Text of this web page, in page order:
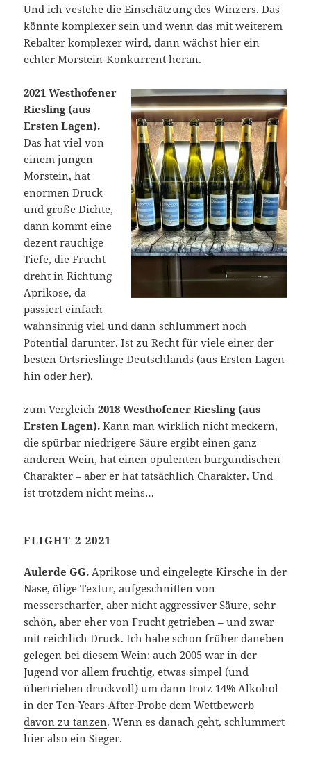
Und ich vestehe die Einschätzung des Winzers. Das
könnte komplexer sein und wenn das mit weiterem
Rebalter komplexer wird, dann wächst hier ein
echter Morstein-Konkurrent heran.
2021 Westhofener
Riesling (aus
Ersten Lagen).
Das hat viel von
einem jungen
Morstein, hat
enormen Druck
und große Dichte,
dann kommt eine
dezent rauchige
Tiefe, die Frucht
dreht in Richtung
Aprikose, da
passiert einfach
wahnsinnig viel und dann schlummert noch
Potential darunter. Ist zu Recht für viele einer der
besten Ortsrieslinge Deutschlands (aus Ersten Lagen
hin oder her).
zum Vergleich2018 Westhofener Riesling (aus
Ersten Lagen). Kann man wirklich nicht meckern,
die spürbar niedrigere Säure ergibt einen ganz
anderen Wein, hat einen opulenten burgundischen
Charakter – aber er hat tatsächlich Charakter. Und
ist trotzdem nicht meins…
FLIGHT 2 2021
Aulerde GG. Aprikose und eingelegte Kirsche in der
Nase, ölige Textur, aufgeschnitten von
messerscharfer, aber nicht aggressiver Säure, sehr
schön, aber eher von Frucht getrieben – und zwar
mit reichlich Druck. Ich habe schon früher daneben
gelegen bei diesem Wein: auch 2005 war in der
Jugend vor allem fruchtig, etwas simpel (und
übertrieben druckvoll) um dann trotz 14% Alkohol
in der Ten-Years-After-Probedem Wettbewerb
davon zu tanzen. Wenn es danach geht, schlummert
hier also ein Sieger.